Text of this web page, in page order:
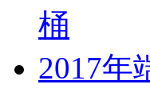
桶
2017年